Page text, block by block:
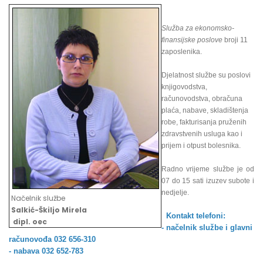
Načelnik službe
Salkić-Škiljo Mirela
dipl. oec
Služba za ekonomsko-
finansijske poslove broji 11
zaposlenika.
Djelatnost službe su poslovi
knjigovodstva,
računovodstva, obračuna
plaća, nabave, skladištenja
robe, fakturisanja pruženih
zdravstvenih usluga kao i
prijem i otpust bolesnika.
Radno vrijeme službe je od
07 do 15 sati izuzev subote i
nedjelje.
Kontakt telefoni:
- načelnik službe i glavni
računovođa 032 656-310
- nabava 032 652-783